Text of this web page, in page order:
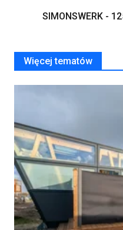
SIMONSWERK -
Więcej tematów